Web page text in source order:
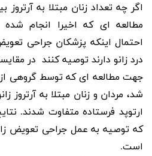
اگر چه تعداد زنان مبتلا به
مطالعه ای که اخیرا انجام
احتمال اینکه پزشکان جراحی
درد زانو دارند توصیه کنند در
جهت مطالعه ای که توسط گروهی از
ارتوپد فرستاده متفاوت شدند.
که توصیه به عمل جراحی تعویض
است.